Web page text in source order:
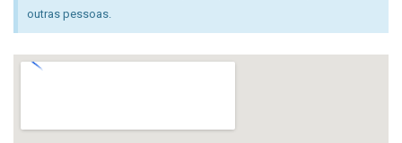
outras pessoas.